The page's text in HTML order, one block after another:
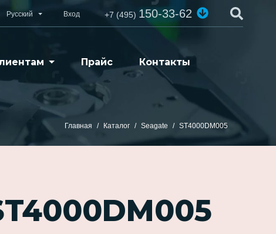
Прайс Контакты
Русский Вход +7 (495)150-33-62
Главная Каталог Seagate ST4000DM005